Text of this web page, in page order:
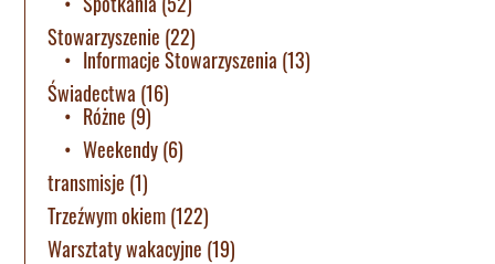
Stowarzyszenie (22)
Informacje Stowarzyszenia (13)
Świadectwa (16)
Różne (9)
Weekendy(6)
transmisje (1)
Trzeźwym okiem(122)
Warsztaty wakacyjne (19)